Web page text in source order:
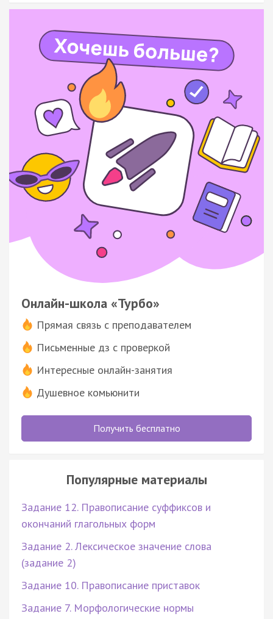
Онлайн-школа «Турбо»
Прямая связь с преподавателем
Письменные дз с проверкой
Интересные онлайн-занятия
Душевное комьюнити
Получить бесплатно
Популярные материалы
Задание 12. Правописание суффиксов и
окончаний глагольных форм
Задание 2. Лексическое значение слова
(задание 2)
Задание 10. Правописание приставок
Задание 7. Морфологические нормы